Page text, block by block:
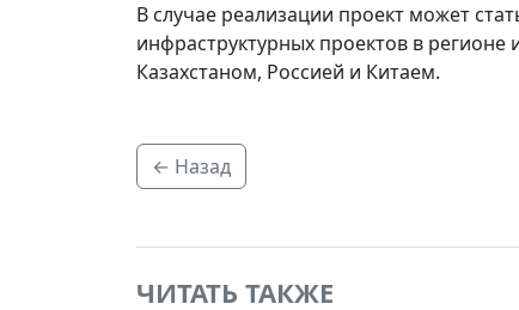
В случае реализации проект может
инфраструктурных проектов в регионе
Казахстаном, Россией и Китаем.
← Назад
ЧИТАТЬ ТАКЖЕ